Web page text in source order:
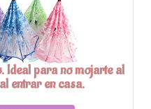
Ideal para no mojarte al
entrar en casa.